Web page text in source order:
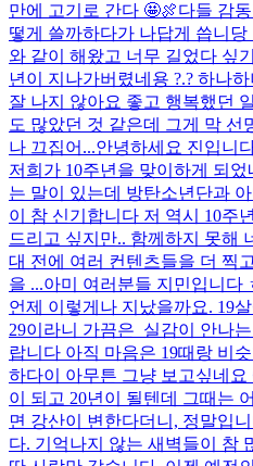
만에 고기로 간다 🤩🍖다들 감
떻게 쓸까하다가 나답게 씁니당
와 같이 해왔고 너무 길었다 싶
년이 지나가버렸네용 ?.? 하나
잘 나지 않아요 좋고 행복했던
도 많았던 것 같은데 그게 막 선
나 끄집어...안녕하세요 진입니
저희가 10주년을 맞이하게 되
는 말이 있는데 방탄소년단과
이 참 신기합니다 저 역시 10주
드리고 싶지만.. 함께하지 못해
대 전에 여러 컨텐츠들을 더 찍
을 ...아미 여러분들 지민입니다
언제 이렇게나 지났을까요. 19
29이라니 가끔은 실감이 안나
랍니다 아직 마음은 19때랑 비
하다이 아무튼 그냥 보고싶네요
이 되고 20년이 될텐데 그때는
면 강산이 변한다더니, 정말입
다. 기억나지 않는 새벽들이 참